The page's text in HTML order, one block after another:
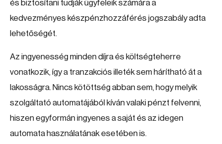
és biztosítani tudják ügyfeleik számára a
kedvezményes készpénzhozzáférés jogszabály adta
lehetőségét.
Az ingyenesség minden díjra és költségteherre
vonatkozik, így a tranzakciós illeték sem hárítható át a
lakosságra. Nincs kötöttség abban sem, hogy melyik
szolgáltató automatájából kíván valaki pénzt felvenni,
hiszen egyformán ingyenes a saját és az idegen
automata használatának esetében is.